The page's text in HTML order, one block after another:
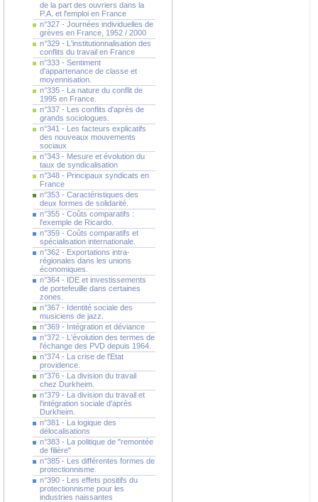
de la part des ouvriers dans la
P.A. et l'emploi en France
n°327 - Journées individuelles de
grèves en France, 1952 / 2000
n°329 - L'institutionnalisation des
conflits du travail en France
n°333 - Sentiment
d'appartenance de classe et
moyennisation.
n°335 - La nature du conflit de
1995 en France.
n°337 - Les conflits d'après de
grands sociologues.
n°341 - Les facteurs explicatifs
des nouveaux mouvements
sociaux
n°343 - Mesure et évolution du
taux de syndicalisation
n°348 - Principaux syndicats en
France
n°353 - Caractéristiques des
deux formes de solidarité.
n°355 - Coûts comparatifs :
l'exemple de Ricardo.
n°359 - Coûts comparatifs et
spécialisation internationale.
n°362 - Exportations intra-
régionales dans les unions
économiques.
n°364 - IDE et investissements
de portefeuille dans certaines
zones.
n°367 - Identité sociale des
musiciens de jazz.
n°369 - Intégration et déviance
n°372 - L'évolution des termes de
l'échange des PVD depuis 1964.
n°374 - La crise de l'Etat
providence.
n°376 - La division du travail
chez Durkheim.
n°379 - La division du travail et
l'intégration sociale d'après
Durkheim.
n°381 - La logique des
délocalisations
n°383 - La politique de "remontée
de filière"
n°385 - Les différentes formes de
protectionnisme.
n°390 - Les effets positifs du
protectionnisme pour les
industries naissantes